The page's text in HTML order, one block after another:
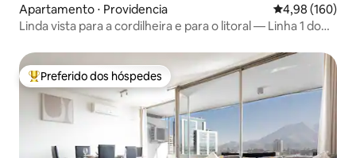
Apartamento ⋅ Providencia 4,98 de uma
4,98 (160)
Linda vista para a cordilheira e para o litoral — Linha 1 do
Entre os melhores preferidos dos hóspedes
Preferido dos hóspedes